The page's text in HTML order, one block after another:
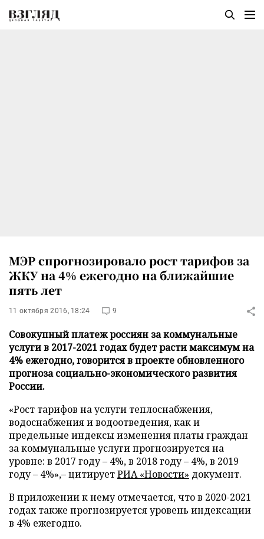
МЭР спрогнозировало рост тарифов за
ЖКУ на 4% ежегодно на ближайшие
пять лет
11 октября 2016, 18:24 9
Совокупный платеж россиян за коммунальные
услуги в 2017-2021 годах будет расти максимум на
4% ежегодно, говорится в проекте обновленного
прогноза социально-экономического развития
России.
«Рост тарифов на услуги теплоснабжения,
водоснабжения и водоотведения, как и
предельные индексы изменения платы граждан
за коммунальные услуги прогнозируется на
уровне: в 2017 году – 4%, в 2018 году – 4%, в 2019
году – 4%»,– цитируетРИА «Новости» документ.
В приложении к нему отмечается, что в 2020-2021
годах также прогнозируется уровень индексации
в 4% ежегодно.